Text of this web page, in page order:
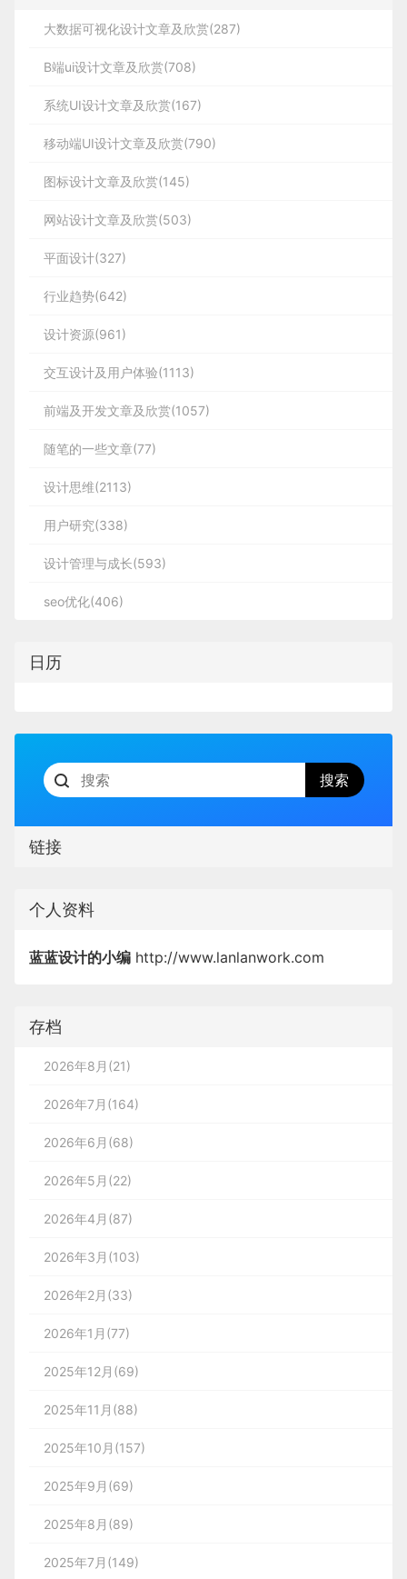
大数据可视化设计文章及欣赏(287)
B端ui设计文章及欣赏(708)
系统UI设计文章及欣赏(167)
移动端UI设计文章及欣赏(790)
图标设计文章及欣赏(145)
网站设计文章及欣赏(503)
平面设计(327)
行业趋势(642)
设计资源(961)
交互设计及用户体验(1113)
前端及开发文章及欣赏(1057)
随笔的一些文章(77)
设计思维(2113)
用户研究(338)
设计管理与成长(593)
seo优化(406)
日历
链接
个人资料
蓝蓝设计的小编 http://www.lanlanwork.com
存档
2026年8月(21)
2026年7月(164)
2026年6月(68)
2026年5月(22)
2026年4月(87)
2026年3月(103)
2026年2月(33)
2026年1月(77)
2025年12月(69)
2025年11月(88)
2025年10月(157)
2025年9月(69)
2025年8月(89)
2025年7月(149)